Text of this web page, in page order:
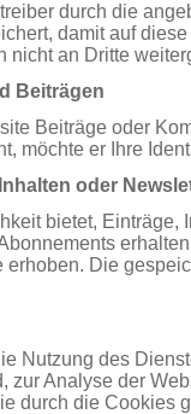
durch die
damit auf
nicht an Dritte
Beiträgen
Beiträge oder
möchte er Ihre
oder
bietet,
Die
Nutzung des
zur Analyse der
durch die Cookies